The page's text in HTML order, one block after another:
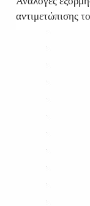
αντιμετώπισης